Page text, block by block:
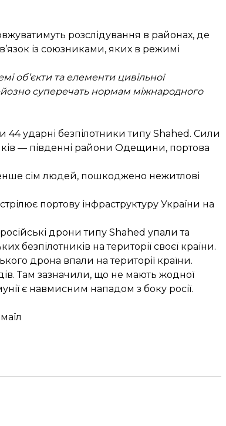
розслідування в районах, де
із союзниками, яких в режимі
об’єкти та елементи цивільної
суперечать нормам міжнародного
44 ударні безпілотники типу Shahed. Сили
— південні райони Одещини, портова
сім людей, пошкоджено нежитлові
портову інфраструктуру України на
російські дрони типу Shahed упали та
безпілотників на території своєї країни.
дрона впали на території країни.
Там зазначили, що не мають жодної
є навмисним нападом з боку росії.